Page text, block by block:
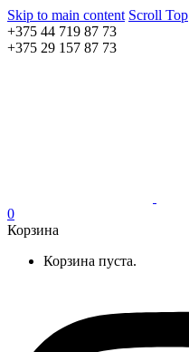
Skip to main content Scroll Top
+375 44 719 87 73
+375 29 157 87 73
0
Корзина
Корзина пуста.